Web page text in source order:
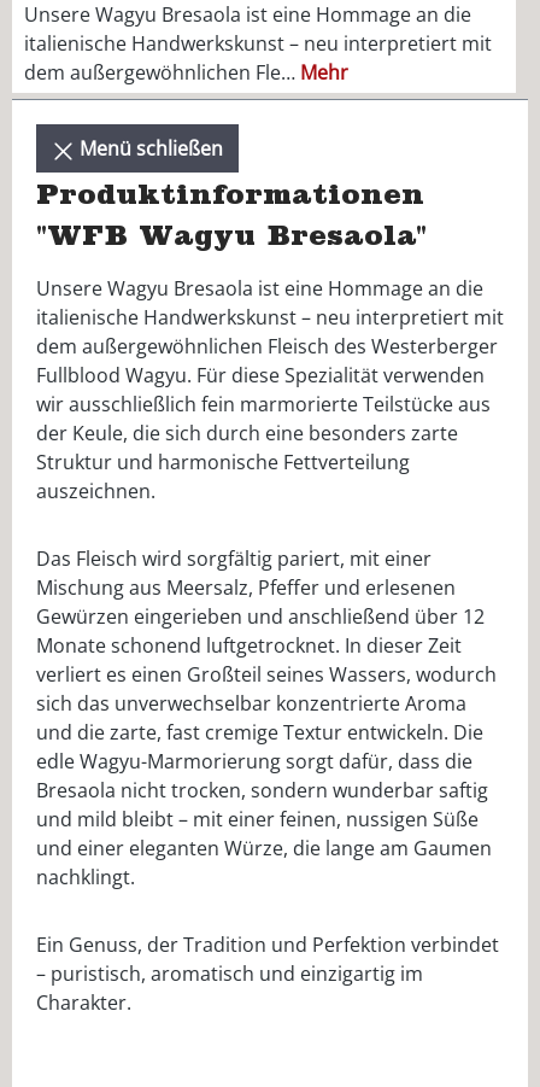
Unsere Wagyu Bresaola ist eine Hommage an die
italienische Handwerkskunst – neu interpretiert mit
dem außergewöhnlichen Fle… Mehr
Menü schließen
Produktinformationen
"WFB Wagyu Bresaola"
Unsere Wagyu Bresaola ist eine Hommage an die
italienische Handwerkskunst – neu interpretiert mit
dem außergewöhnlichen Fleisch des Westerberger
Fullblood Wagyu. Für diese Spezialität verwenden
wir ausschließlich fein marmorierte Teilstücke aus
der Keule, die sich durch eine besonders zarte
Struktur und harmonische Fettverteilung
auszeichnen.
Das Fleisch wird sorgfältig pariert, mit einer
Mischung aus Meersalz, Pfeffer und erlesenen
Gewürzen eingerieben und anschließend über 12
Monate schonend luftgetrocknet. In dieser Zeit
verliert es einen Großteil seines Wassers, wodurch
sich das unverwechselbar konzentrierte Aroma
und die zarte, fast cremige Textur entwickeln. Die
edle Wagyu-Marmorierung sorgt dafür, dass die
Bresaola nicht trocken, sondern wunderbar saftig
und mild bleibt – mit einer feinen, nussigen Süße
und einer eleganten Würze, die lange am Gaumen
nachklingt.
Ein Genuss, der Tradition und Perfektion verbindet
– puristisch, aromatisch und einzigartig im
Charakter.